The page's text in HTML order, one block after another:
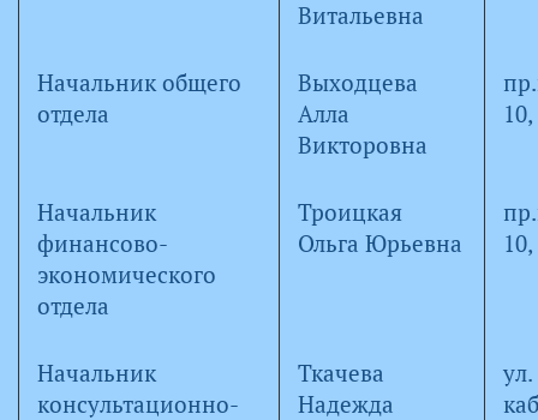
Витальевна
Начальник общего
отдела
Выходцева
Алла
Викторовна
Начальник
финансово-
экономического
отдела
Троицкая
Ольга Юрьевна
Начальник
консультационно-
Ткачева
Надежда